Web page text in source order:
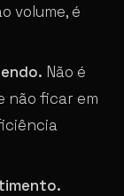
volume, é
Não é
não ficar em